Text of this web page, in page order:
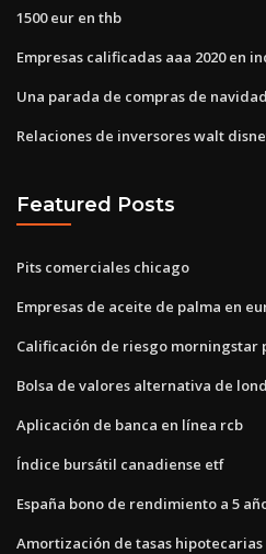
1500 eur en thb
Empresas calificadas aaa 2020 en
Una parada de compras de
Relaciones de inversores walt
Featured Posts
Pits comerciales chicago
Empresas de aceite de palma en
Calificación de riesgo
Bolsa de valores alternativa de
Aplicación de banca en línea rcb
Índice bursátil canadiense etf
España bono de rendimiento a 5
Amortización de tasas hipotecarias